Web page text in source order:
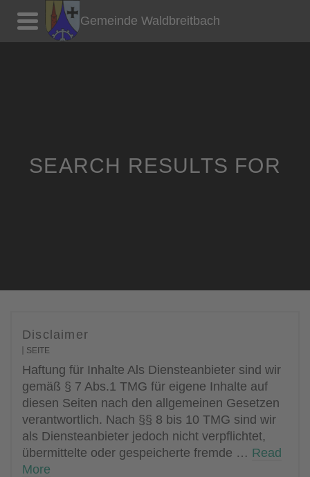
Gemeinde Waldbreitbach
SEARCH RESULTS FOR
Disclaimer
SEITE
Haftung für Inhalte Als Diensteanbieter sind wir
gemäß § 7 Abs.1 TMG für eigene Inhalte auf
diesen Seiten nach den allgemeinen Gesetzen
verantwortlich. Nach §§ 8 bis 10 TMG sind wir
als Diensteanbieter jedoch nicht verpflichtet,
übermittelte oder gespeicherte fremde … Read
More